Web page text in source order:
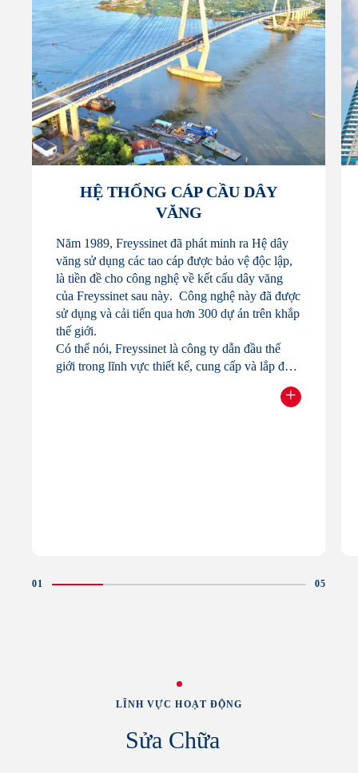
HỆ THỐNG CÁP CẦU DÂY
VĂNG
Năm 1989, Freyssinet đã phát minh ra Hệ dây
văng sử dụng các tao cáp được bảo vệ độc lập,
là tiền đề cho công nghệ về kết cấu dây văng
của Freyssinet sau này. Công nghệ này đã được
sử dụng và cải tiến qua hơn 300 dự án trên khắp
thế giới.
Có thể nói, Freyssinet là công ty dẫn đầu thế
giới trong lĩnh vực thiết kế, cung cấp và lắp đặt
hệ thống cáp dây văng và hệ thống khống chế
Readmore
+
LĨNH VỰC HOẠT ĐỘNG
Sửa Chữa